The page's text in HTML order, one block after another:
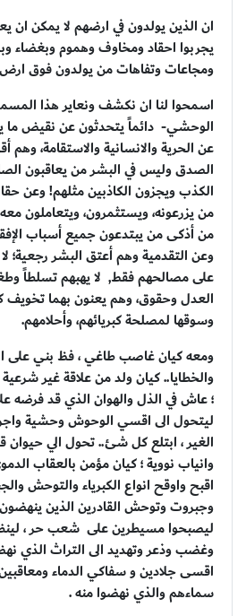
ان الذين يولدون في ارضهم لا يمكن ان
يجربوا احقاد ومخاوف وهموم وبغضاء
ومجاعات وتفاهات من يولدون فوق
اسمحوا لنا ان نكشف ونعاير هذا
الوحشي- دائماً يتحدثون عن نقيض ما
عن الحرية والانسانية والاستقامة، وهم
الصدق وليس في البشر من يعاقبون
الكذب ويجزون الكاذبين مثلهم! وعن
من يزرعونه، ويستثمرون، ويتعاملون
من أذكى من يبتدعون جميع أسباب
وعن التقدمية وهم أعتق البشر رجعية؛
على مصالحهم فقط, لا يهبهم تسلطاً
العدل وحقوق، وهم يعنون بهما تخويف
وسوقها لمصلحة كبريائهم، وأحلامهم.
ومعه كيان غاصب طاغي ، فظ بني على
والخطايا.. كيان ولد من علاقة غير
؛ عاش في الذل والهوان الذي قد فرضه
ليتحول الى اقسي الوحوش وحشية
الغير ، ابتلع كل شئ.. تحول الي حيوان
وانياب نووية ؛ كيان مؤمن بالعقاب
اقبح واوقح انواع الكبرياء والتوحش
وجبروت وتوحش القادرين الذين
ليصبحوا مسيطرين على شعب حر ،
وغضب وذعر وتهديد الى التراث الذي
اقسى جلادين و سفاكي الدماء ومعاقبين
سماءهم والذي نهضوا منه .